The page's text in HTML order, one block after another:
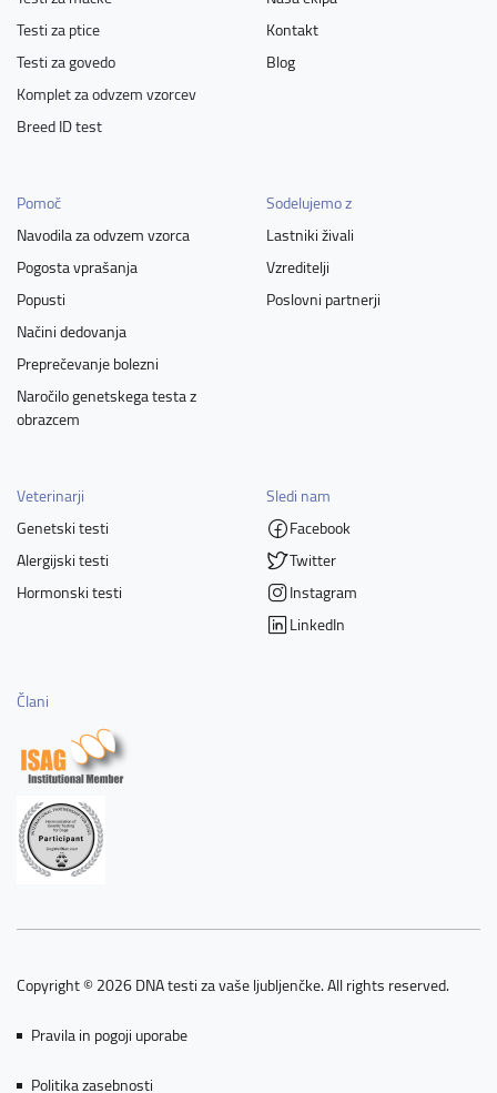
Testi za ptice
Testi za govedo
Komplet za odvzem vzorcev
Breed ID test
Kontakt
Blog
Pomoč
Navodila za odvzem vzorca
Pogosta vprašanja
Popusti
Načini dedovanja
Preprečevanje bolezni
Naročilo genetskega testa z
obrazcem
Sodelujemo z
Lastniki živali
Vzreditelji
Poslovni partnerji
Veterinarji
Genetski testi
Alergijski testi
Hormonski testi
Sledi nam
Facebook
Twitter
Instagram
LinkedIn
Člani
Copyright © 2026 DNA testi za vaše ljubljenčke. All rights reserved.
Pravila in pogoji uporabe
Politika zasebnosti